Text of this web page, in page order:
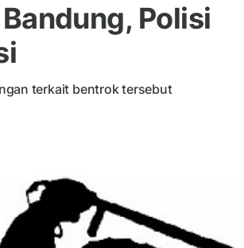
Polisi
terkait bentrok tersebut